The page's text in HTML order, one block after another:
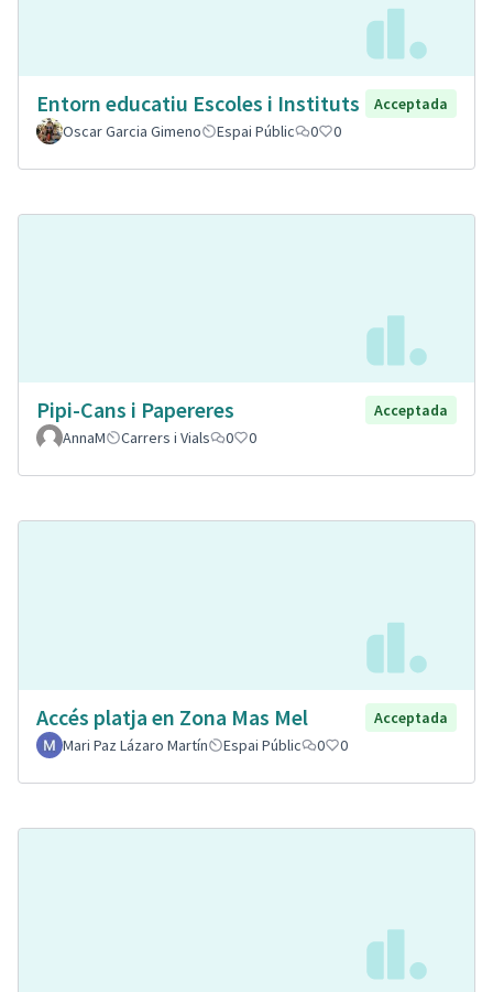
Entorn educatiu Escoles i Instituts
Acceptada
Oscar Garcia Gimeno
Espai Públic 0 0
Pipi-Cans i Papereres
Acceptada
AnnaM
Carrers i Vials 0 0
Accés platja en Zona Mas Mel
Acceptada
Mari Paz Lázaro Martín
Espai Públic 0 0